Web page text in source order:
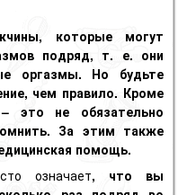
которые могут
подряд, т. е. они
оргазмы. Но будьте
чем правило. Кроме
это не обязательно
За этим также
помощь.
означает, что вы